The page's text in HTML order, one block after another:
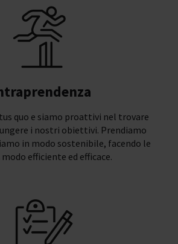
quo e siamo proattivi nel trovare
i nostri obiettivi. Prendiamo
in modo sostenibile, facendo le
modo efficiente ed efficace.